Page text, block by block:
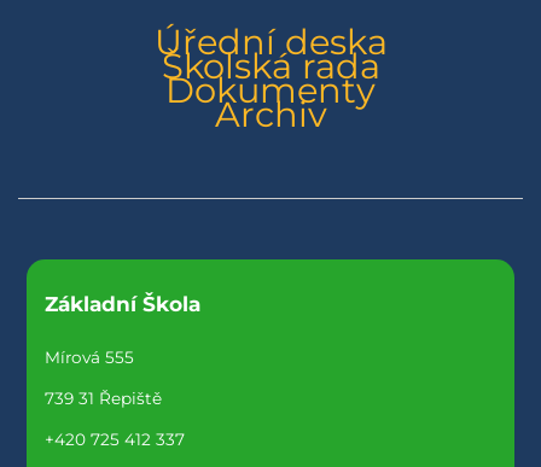
Úřední deska
Školská rada
Dokumenty
Archiv
Základní Škola
Mírová 555
739 31 Řepiště
+420 725 412 337